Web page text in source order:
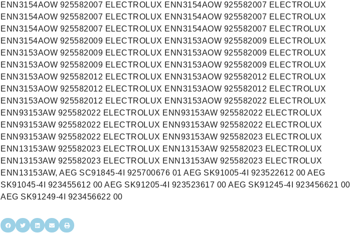
ENN3154AOW 925582007 ELECTROLUX ENN3154AOW 925582007 ELECTROLUX
ENN3154AOW 925582007 ELECTROLUX ENN3154AOW 925582007 ELECTROLUX
ENN3154AOW 925582007 ELECTROLUX ENN3154AOW 925582007 ELECTROLUX
ENN3154AOW 925582009 ELECTROLUX ENN3153AOW 925582009 ELECTROLUX
ENN3153AOW 925582009 ELECTROLUX ENN3153AOW 925582009 ELECTROLUX
ENN3153AOW 925582009 ELECTROLUX ENN3153AOW 925582009 ELECTROLUX
ENN3153AOW 925582012 ELECTROLUX ENN3153AOW 925582012 ELECTROLUX
ENN3153AOW 925582012 ELECTROLUX ENN3153AOW 925582012 ELECTROLUX
ENN3153AOW 925582012 ELECTROLUX ENN3153AOW 925582022 ELECTROLUX
ENN93153AW 925582022 ELECTROLUX ENN93153AW 925582022 ELECTROLUX
ENN93153AW 925582022 ELECTROLUX ENN93153AW 925582022 ELECTROLUX
ENN93153AW 925582022 ELECTROLUX ENN93153AW 925582023 ELECTROLUX
ENN13153AW 925582023 ELECTROLUX ENN13153AW 925582023 ELECTROLUX
ENN13153AW 925582023 ELECTROLUX ENN13153AW 925582023 ELECTROLUX
ENN13153AW, AEG SC91845-4I 925700676 01 AEG SK91005-4I 923522612 00 AEG
SK91045-4I 923455612 00 AEG SK91205-4I 923523617 00 AEG SK91245-4I 923456621 00
AEG SK91249-4I 923456622 00